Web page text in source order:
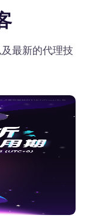
最新的代理技